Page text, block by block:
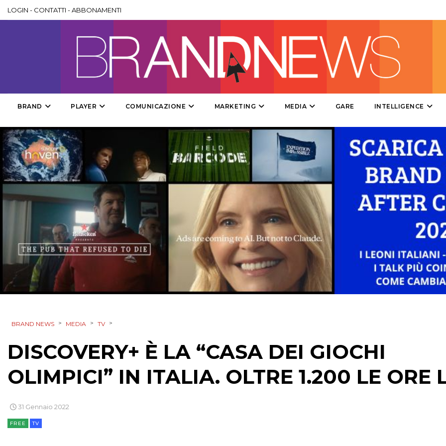
CINEMA
EDITORIA
ESTERNA
RADIO / AUDIO
TV
DATI
RICERCHE
TREND
CASE HISTORY
LOGIN - CONTATTI -ABBONAMENTI
BRAND PLAYER COMUNICAZIONE MARKETING MEDIA GARE INTELLIGENCE
BRAND NEWS > MEDIA > TV >
DISCOVERY+ È LA “CASA DEI GIOCHI
OLIMPICI” IN ITALIA. OLTRE 1.200 LE ORE
31 Gennaio 2022
FREE TV